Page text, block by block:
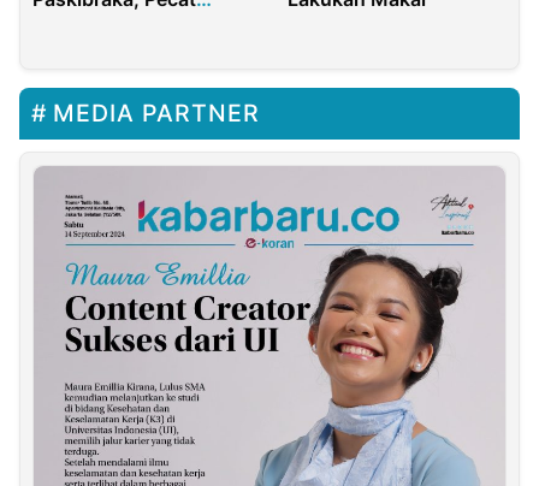
MEDIA PARTNER